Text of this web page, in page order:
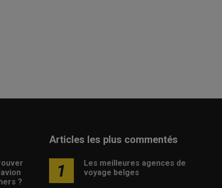
?
Articles les plus commentés
1
Les meilleures agences de
voyage belges